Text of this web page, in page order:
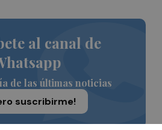
al canal de
de las últimas noticias
suscribirme!